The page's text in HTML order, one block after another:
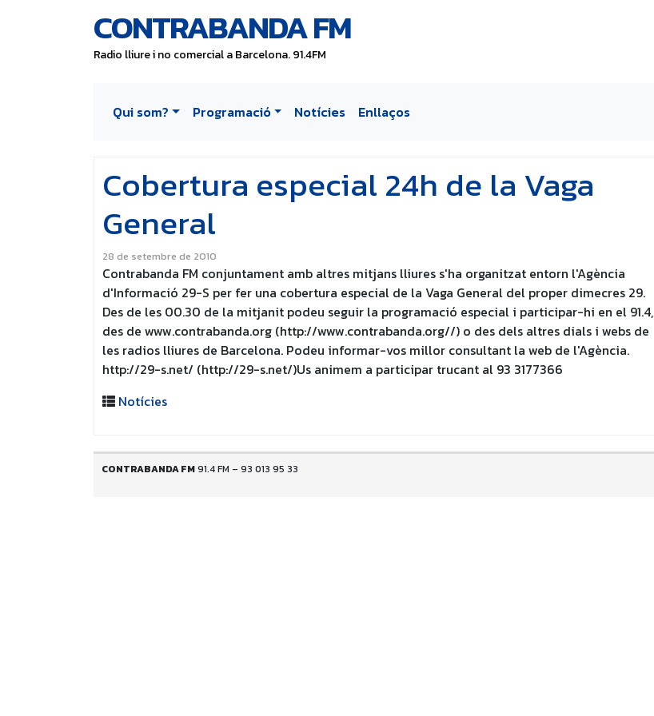
CONTRABANDA FM
Radio lliure i no comercial a Barcelona. 91.4FM
Qui som? Programació Notícies Enllaços
Cobertura especial 24h de la Vaga
General
28 de setembre de 2010
Contrabanda FM conjuntament amb altres mitjans lliures s'ha organitzat entorn l'Agència
d'Informació 29-S per fer una cobertura especial de la Vaga General del proper dimecres 29.
Des de les 00.30 de la mitjanit podeu seguir la programació especial i participar-hi en el 91.4,
des de www.contrabanda.org (http://www.contrabanda.org//) o des dels altres dials i webs de
les radios lliures de Barcelona. Podeu informar-vos millor consultant la web de l'Agència.
http://29-s.net/ (http://29-s.net/)Us animem a participar trucant al 93 3177366
Notícies
CONTRABANDA FM91.4 FM – 93 013 95 33